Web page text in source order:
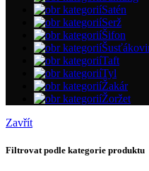
Satén
Serž
Šifon
Taft
Tyl
Žakár
Žoržet
Zavřít
Filtrovat podle kategorie produktu